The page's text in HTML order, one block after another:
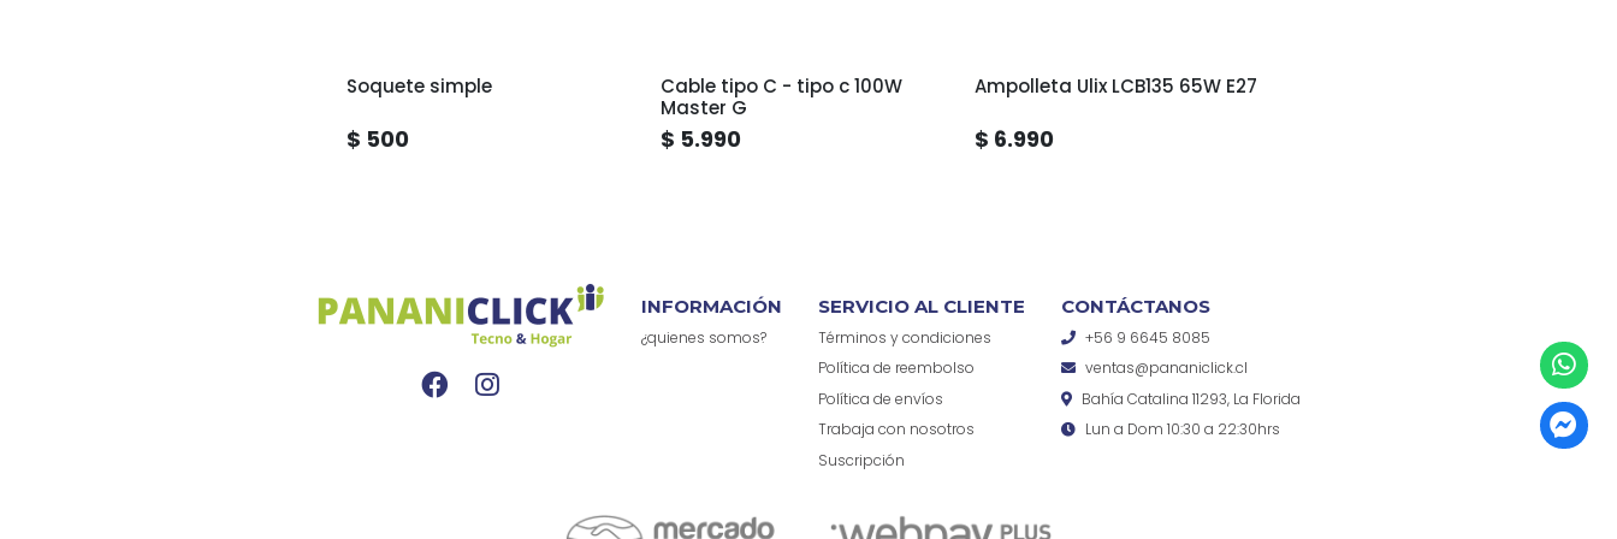
Soquete simple
$ 500
Cable tipo C - tipo c 100W
Master G
$ 5.990
Ampolleta Ulix LCB135 65W E27
$ 6.990
INFORMACIÓN
¿quienes somos?
SERVICIO AL CLIENTE
Términos y condiciones
Política de reembolso
Política de envíos
Trabaja con nosotros
Suscripción
CONTÁCTANOS
+56 9 6645 8085
ventas@pananiclick.cl
Bahía Catalina 11293, La Florida
Lun a Dom 10:30 a 22:30hrs